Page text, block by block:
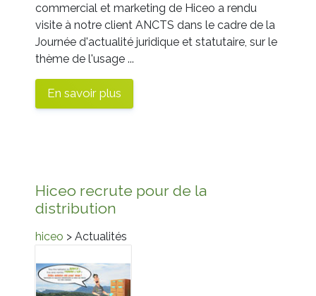
commercial et marketing de Hiceo a rendu
visite à notre client ANCTS dans le cadre de la
Journée d'actualité juridique et statutaire, sur le
thème de l'usage ...
En savoir plus
Hiceo recrute pour de la
distribution
hiceo > Actualités